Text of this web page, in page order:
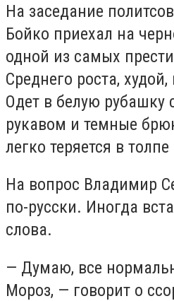
На заседание
Бойко приехал на
одной из самых
Среднего роста,
Одет в белую рубашку
рукавом и темные
легко теряется в
На вопрос Владимир
по-русски. Иногда
слова.
— Думаю, все
Мороз, — говорит о